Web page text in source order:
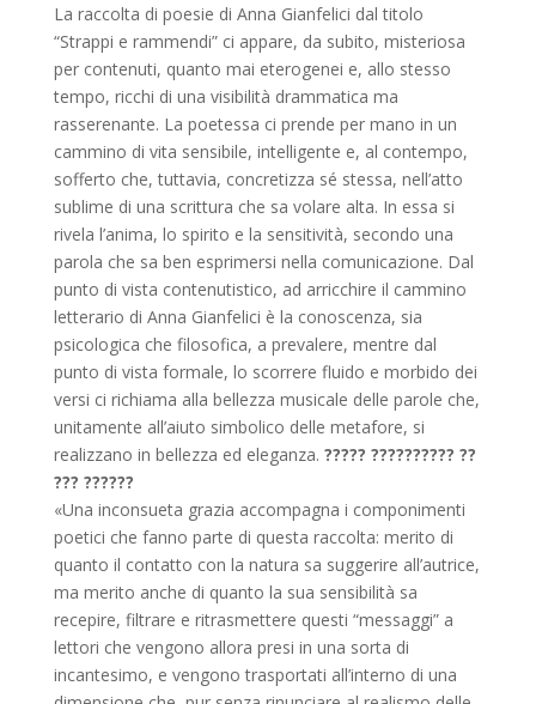
La raccolta di poesie di Anna Gianfelici dal titolo
“Strappi e rammendi” ci appare, da subito, misteriosa
per contenuti, quanto mai eterogenei e, allo stesso
tempo, ricchi di una visibilità drammatica ma
rasserenante. La poetessa ci prende per mano in un
cammino di vita sensibile, intelligente e, al contempo,
sofferto che, tuttavia, concretizza sé stessa, nell’atto
sublime di una scrittura che sa volare alta. In essa si
rivela l’anima, lo spirito e la sensitività, secondo una
parola che sa ben esprimersi nella comunicazione. Dal
punto di vista contenutistico, ad arricchire il cammino
letterario di Anna Gianfelici è la conoscenza, sia
psicologica che filosofica, a prevalere, mentre dal
punto di vista formale, lo scorrere fluido e morbido dei
versi ci richiama alla bellezza musicale delle parole che,
unitamente all’aiuto simbolico delle metafore, si
realizzano in bellezza ed eleganza. ????? ?????????? ??
??? ??????
«Una inconsueta grazia accompagna i componimenti
poetici che fanno parte di questa raccolta: merito di
quanto il contatto con la natura sa suggerire all’autrice,
ma merito anche di quanto la sua sensibilità sa
recepire, filtrare e ritrasmettere questi “messaggi” a
lettori che vengono allora presi in una sorta di
incantesimo, e vengono trasportati all’interno di una